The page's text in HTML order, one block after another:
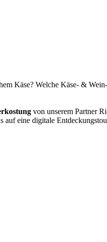
Käse? Welche Käse- &
von unserem Partner
auf eine digitale